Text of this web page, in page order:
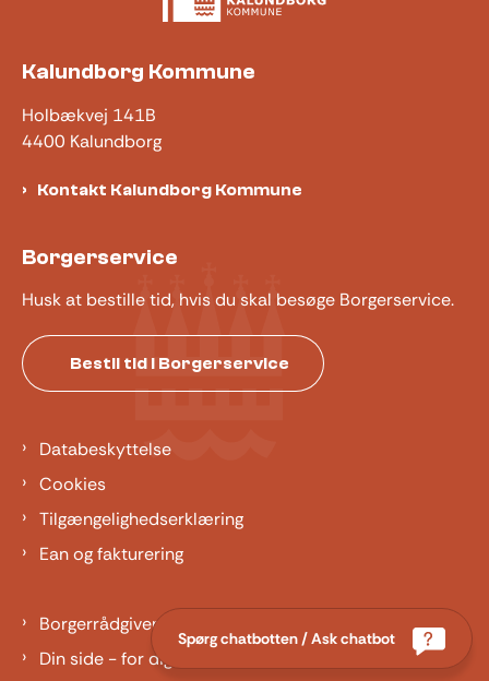
Kalundborg Kommune
Holbækvej 141B
4400 Kalundborg
Kontakt Kalundborg Kommune
Borgerservice
Husk at bestille tid, hvis du skal besøge Borgerservice.
Bestil tid i Borgerservice
Databeskyttelse
Cookies
Tilgængelighedserklæring
Ean og fakturering
Borgerrådgiver
Din side - for dig der er barn eller ung
Spørg chatbotten / Ask chatbot